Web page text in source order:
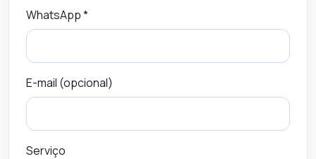
WhatsApp *
E-mail (opcional)
Serviço